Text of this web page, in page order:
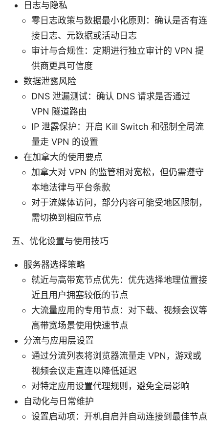
日志与隐私
零日志政策与数据最小化原则：确认是否有连
接日志、元数据或活动日志
审计与合规性：定期进行独立审计的 VPN 提
供商更具可信度
数据泄露风险
DNS 泄漏测试：确认 DNS 请求是否通过
VPN 隧道路由
IP 泄露保护：开启 Kill Switch 和强制全局流
量走 VPN 的设置
在加拿大的使用要点
加拿大对 VPN 的监管相对宽松，但仍需遵守
本地法律与平台条款
对于流媒体访问，部分内容可能受地区限制，
需切换到相应节点
五、优化设置与使用技巧
服务器选择策略
就近与高带宽节点优先：优先选择地理位置接
近且用户拥塞较低的节点
大流量应用的专用节点：对下载、视频会议等
高带宽场景使用快速节点
分流与应用层设置
通过分流列表将浏览器流量走 VPN，游戏或
视频会议走直连以降低延迟
对特定应用设置代理规则，避免全局影响
自动化与日常维护
设置启动项：开机自启并自动连接到最佳节点